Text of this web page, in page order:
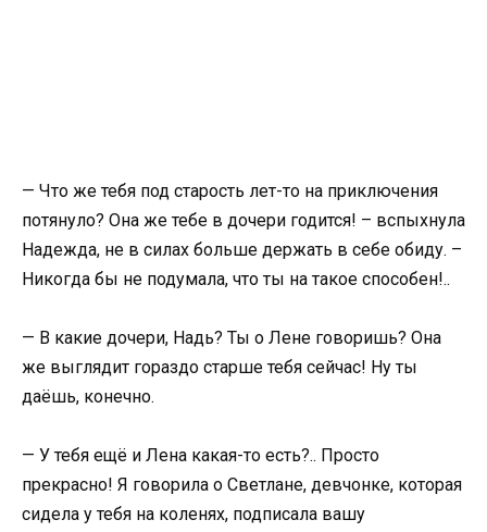
— Что же тебя под старость лет-то на приключения
потянуло? Она же тебе в дочери годится! – вспыхнула
Надежда, не в силах больше держать в себе обиду. –
Никогда бы не подумала, что ты на такое способен!..
— В какие дочери, Надь? Ты о Лене говоришь? Она
же выглядит гораздо старше тебя сейчас! Ну ты
даёшь, конечно.
— У тебя ещё и Лена какая-то есть?.. Просто
прекрасно! Я говорила о Светлане, девчонке, которая
сидела у тебя на коленях, подписала вашу